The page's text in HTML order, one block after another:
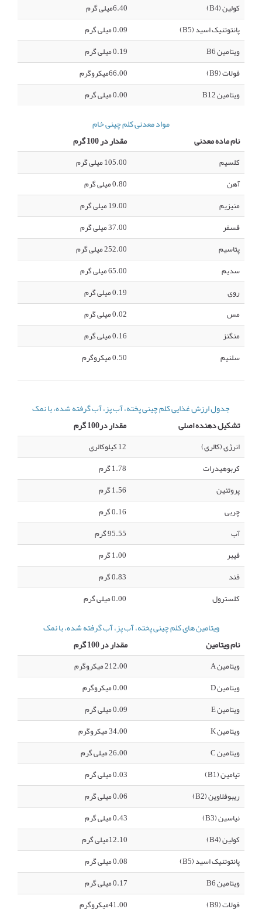
جدول ارزش غذایی کلم چینی پخته، آب پز، آب گرفته شده، با نمک
تشکیل دهنده اصلی
مقدار در100 گرم
انرژی (کالری)
12 کیلوکالری
کربوهیدرات
1.78 گرم
پروتئین
1.56 گرم
چربی
0.16 گرم
آب
95.55 گرم
فیبر
1.00 گرم
قند
0.83 گرم
کلسترول
0.00 میلی گرم
ویتامین های کلم چینی پخته، آب پز، آب گرفته شده، با نمک
نام ویتامین
مقدار در 100 گرم
ویتامین A
212.00 میکروگرم
ویتامین D
0.00 میکروگرم
ویتامین E
0.09 میلی گرم
ویتامین K
34.00 میکروگرم
ویتامین C
26.00 میلی گرم
تیامین (B1)
0.03 میلی گرم
ریبوفلاوین (B2)
0.06 میلی گرم
نیاسین (B3)
0.43 میلی گرم
کولین (B4)
12.10میلی گرم
پانتوتنیک اسید (B5)
0.08 میلی گرم
ویتامین B6
0.17 میلی گرم
فولات (B9)
41.00میکروگرم
کولین (B4)
6.40میلی گرم
پانتوتنیک اسید (B5)
0.09 میلی گرم
ویتامین B6
0.19 میلی گرم
فولات (B9)
66.00میکروگرم
ویتامین B12
0.00 میلی گرم
مواد معدنی کلم چینی خام
نام ماده معدنی
مقدار در 100 گرم
کلسیم
105.00 میلی گرم
آهن
0.80 میلی گرم
منیزیم
19.00 میلی گرم
فسفر
37.00 میلی گرم
پتاسیم
252.00 میلی گرم
سدیم
65.00 میلی گرم
روی
0.19 میلی گرم
مس
0.02 میلی گرم
منگنز
0.16 میلی گرم
سلنیم
0.50 میکروگرم